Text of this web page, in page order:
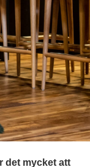
det mycket att